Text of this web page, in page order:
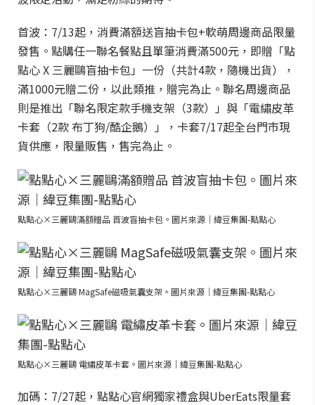
首波：7/13起，消費滿額送盲抽卡包+軟萌周邊商品限量
發售。點購任一聯名餐點且單筆消費滿500元，即贈「點
點心 X 三麗鷗盲抽卡包」一份（共計4款，隨機出貨），
滿1000元贈二份，以此類推，贈完為止。聯名周邊商品
則是推出「聯名限定款手機支架（3款）」與「電繡皮革
卡套（2款 布丁狗/酷企鵝）」，卡套7/17起全台門市現
貨供應，限量販售，售完為止。
點點心×三麗鷗滿額贈品 首波盲抽卡包。圖片來源｜緯豆集團-點點心
點點心×三麗鷗 MagSafe磁吸氣囊支架。圖片來源｜緯豆集團-點點心
點點心×三麗鷗 電繡皮革卡套。圖片來源｜緯豆集團-點點心
加碼：7/27起，點點心官網獨家禮盒與UberEats限量套